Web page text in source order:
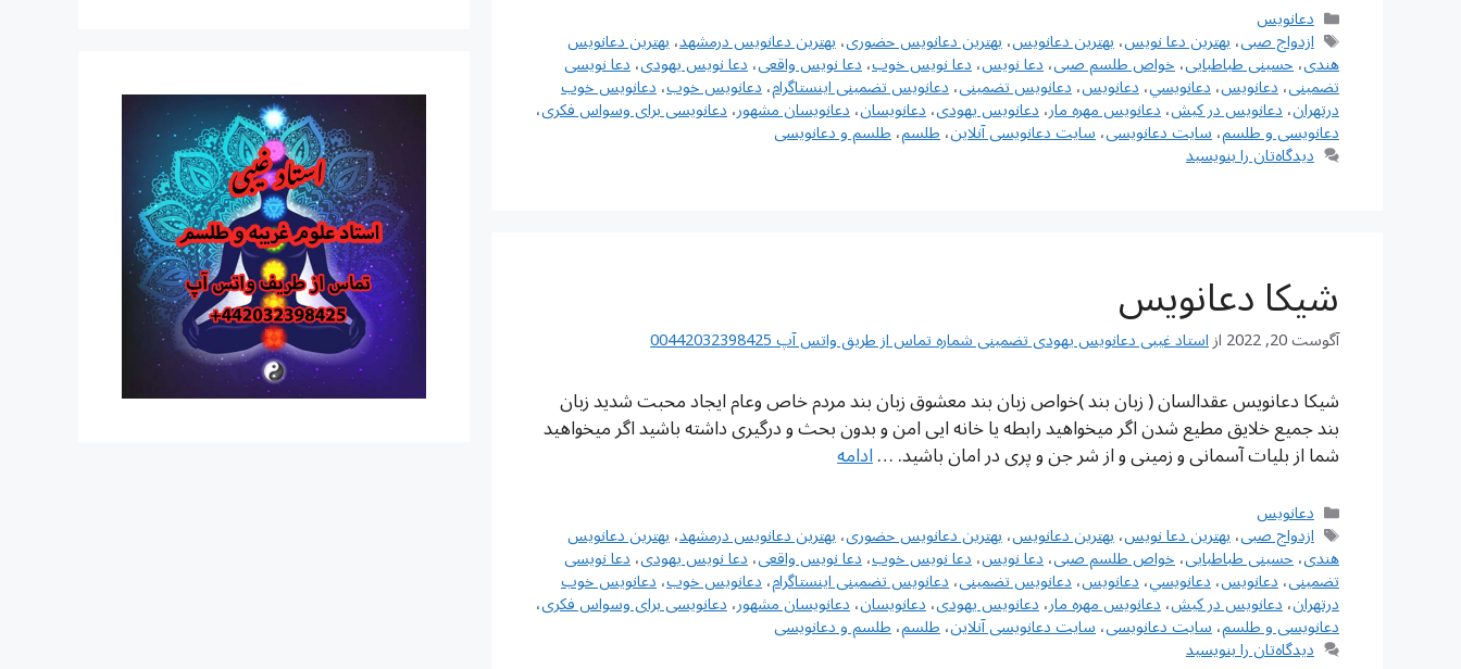
دسته‌ها
دعانویس
برچسب‌ها
ازدواج صبی،بهترین دعا نویس،بهترین دعانویس،بهترین دعانویس حضوری،بهترین دعانویس درمشهد،بهترین دعانویس
هندی،حسینی طباطبایی،خواص طلسم صبی،دعا نویس،دعا نویس خوب،دعا نویس واقعی،دعا نویس یهودی،دعا نویسی
تضمینی،دعانويس،دعانويسي،دعانویس،دعانویس تضمینی،دعانویس تضمینی اینستاگرام،دعانویس خوب،دعانویس خوب
درتهران،دعانویس در کیش،دعانویس مهره مار،دعانویس یهودی،دعانویسان،دعانویسان مشهور،دعانویسی برای وسواس فکری،
دعانویسی و طلسم،سایت دعانویسی،سایت دعانویسی آنلاین،طلسم،طلسم و دعانویسی
دیدگاه‌تان را بنویسید
شیکا دعانویس
آگوست 20, 2022 ازاستاد غیبی دعانویس یهودی تضمینی شماره تماس از طریق واتس آپ 00442032398425
شیکا دعانویس عقدالسان ( زبان بند )خواص زبان بند معشوق زبان بند مردم خاص وعام ایجاد محبت شدید زبان
بند جمیع خلایق مطیع شدن اگر میخواهید رابطه یا خانه ایی امن و بدون بحث و درگیری داشته باشید اگر میخواهید
شما از بلیات آسمانی و زمینی و از شر جن و پری در امان باشید. …ادامه
دسته‌ها
دعانویس
برچسب‌ها
ازدواج صبی،بهترین دعا نویس،بهترین دعانویس،بهترین دعانویس حضوری،بهترین دعانویس درمشهد،بهترین دعانویس
هندی،حسینی طباطبایی،خواص طلسم صبی،دعا نویس،دعا نویس خوب،دعا نویس واقعی،دعا نویس یهودی،دعا نویسی
تضمینی،دعانويس،دعانويسي،دعانویس،دعانویس تضمینی،دعانویس تضمینی اینستاگرام،دعانویس خوب،دعانویس خوب
درتهران،دعانویس در کیش،دعانویس مهره مار،دعانویس یهودی،دعانویسان،دعانویسان مشهور،دعانویسی برای وسواس فکری،
دعانویسی و طلسم،سایت دعانویسی،سایت دعانویسی آنلاین،طلسم،طلسم و دعانویسی
دیدگاه‌تان را بنویسید